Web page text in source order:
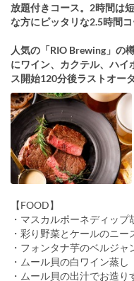
放題付きコース。2時間は
な方にピッタリな2.5時間
人気の「RIO Brewing」の
にワイン、カクテル、ハイ
ス開始120分後ラストオーダ
【FOOD】
・マスカルポーネディッ
・彩り野菜とケールのニー
・フォンタナ芋のベルジ
・ムール貝の白ワイン蒸し
・ムール貝の出汁でお造